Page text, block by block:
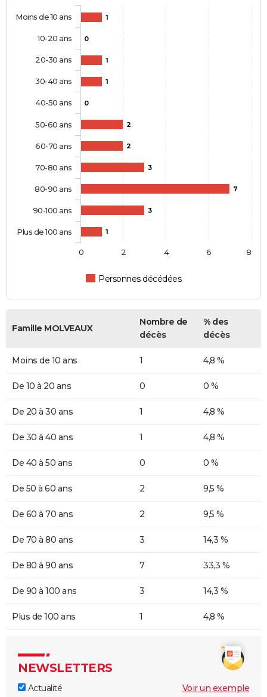
1
0
1
1
0
2
2
3
7
3
1
Personnes décédées
Moins de 10 ans
10-20 ans
20-30 ans
30-40 ans
40-50 ans
50-60 ans
60-70 ans
70-80 ans
80-90 ans
90-100 ans
Plus de 100 ans
0 2 4 6 8
Famille MOLVEAUX
Nombre de
décès
% des
décès
Moins de 10 ans 1 4,8 %
De 10 à 20 ans 0 0 %
De 20 à 30 ans 1 4,8 %
De 30 à 40 ans 1 4,8 %
De 40 à 50 ans 0 0 %
De 50 à 60 ans 2 9,5 %
De 60 à 70 ans 2 9,5 %
De 70 à 80 ans 3 14,3 %
De 80 à 90 ans 7 33,3 %
De 90 à 100 ans 3 14,3 %
Plus de 100 ans 1 4,8 %
NEWSLETTERS
Actualité
Voir un exemple